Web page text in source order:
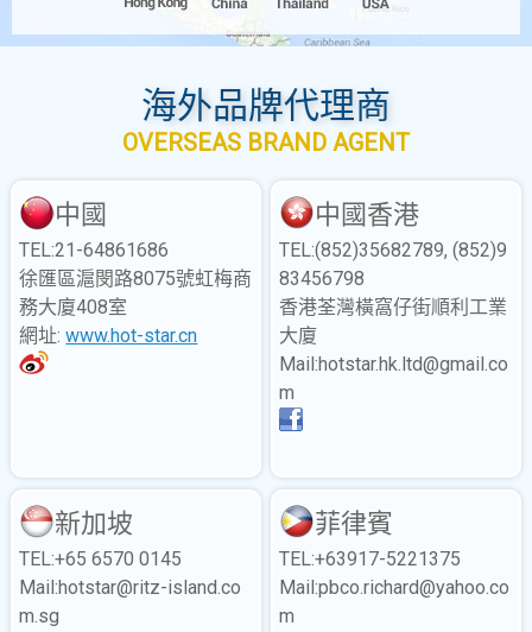
2016/01/18 14:03:09
2016 豪大大雞排網站正式改版囉
2016/01/18 13:56:48
合肥步行街店門市開幕
2016/01/18 13:55:48
印尼第六間門市開幕
2016/01/18 13:54:45
香港新界西貢店開幕
2016/01/18 13:51:20
臺灣著名夜市美食豪大大空降多
倫多！
海外品牌代理商
OVERSEAS BRAND AGENT
中國
TEL:21-64861686
徐匯區滬閔路8075號虹梅商
務大廈408室
網址:www.hot-star.cn
中國香港
TEL:(852)35682789, (852)9
83456798
香港荃灣橫窩仔街順利工業
大廈
Mail:hotstar.hk.ltd@gmail.co
m
新加坡
TEL:+65 6570 0145
Mail:hotstar@ritz-island.co
m.sg
菲律賓
TEL:+63917-5221375
Mail:pbco.richard@yahoo.co
m